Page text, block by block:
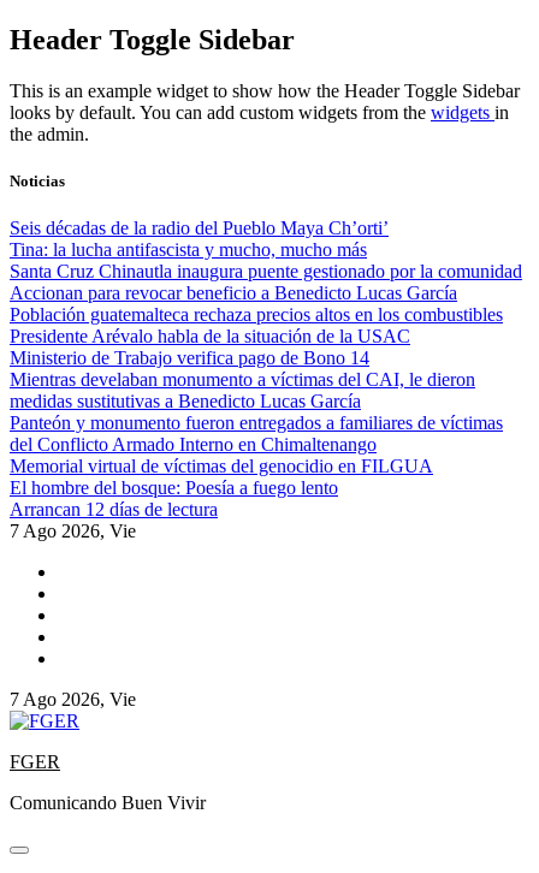
Skip
to
Header Toggle Sidebar
This is an example widget to show how the Header Toggle Sidebar
looks by default. You can add custom widgets from the widgets in
the admin.
Noticias
Seis décadas de la radio del Pueblo Maya Ch’orti’
Tina: la lucha antifascista y mucho, mucho más
Santa Cruz Chinautla inaugura puente gestionado por la comunidad
Accionan para revocar beneficio a Benedicto Lucas García
Población guatemalteca rechaza precios altos en los combustibles
Presidente Arévalo habla de la situación de la USAC
Ministerio de Trabajo verifica pago de Bono 14
Mientras develaban monumento a víctimas del CAI, le dieron
medidas sustitutivas a Benedicto Lucas García
Panteón y monumento fueron entregados a familiares de víctimas
del Conflicto Armado Interno en Chimaltenango
Memorial virtual de víctimas del genocidio en FILGUA
El hombre del bosque: Poesía a fuego lento
Arrancan 12 días de lectura
7 Ago 2026, Vie
7 Ago 2026, Vie
FGER
Comunicando Buen Vivir